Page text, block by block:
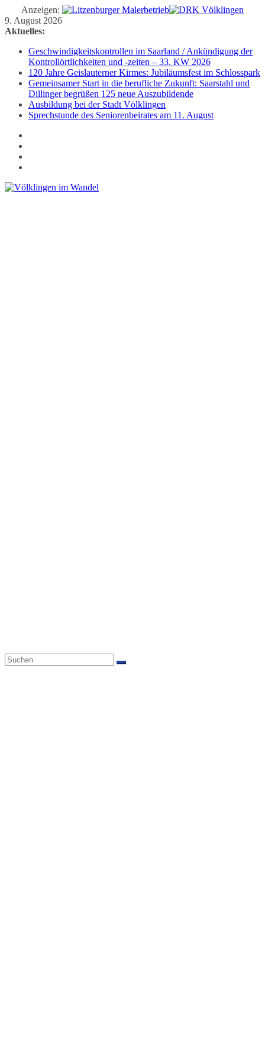
Anzeigen:
Zum
Inhalt
9. August 2026
Aktuelles:
Geschwindigkeitskontrollen im Saarland / Ankündigung der
Kontrollörtlichkeiten und -zeiten – 33. KW 2026
120 Jahre Geislauterner Kirmes: Jubiläumsfest im Schlosspark
Gemeinsamer Start in die berufliche Zukunft: Saarstahl und
Dillinger begrüßen 125 neue Auszubildende
Ausbildung bei der Stadt Völklingen
Sprechstunde des Seniorenbeirates am 11. August